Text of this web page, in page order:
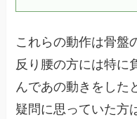
これらの動作は骨盤
反り腰の方には特に
んであの動きをした
疑問に思っていた方